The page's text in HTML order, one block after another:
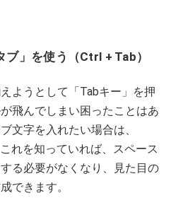
」を使う（Ctrl + Tab）
ようとして「Tabキー」を押
飛んでしまい困ったことはあ
文字を入れたい場合は、
れを知っていれば、スペース
る必要がなくなり、見た目の
できます。